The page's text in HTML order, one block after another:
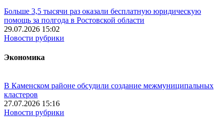
Больше 3,5 тысячи раз оказали бесплатную юридическую
помощь за полгода в Ростовской области
29.07.2026 15:02
Новости рубрики
Экономика
В Каменском районе обсудили создание межмуниципальных
кластеров
27.07.2026 15:16
Новости рубрики